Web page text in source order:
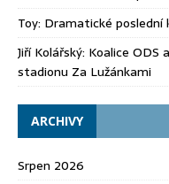
Toy: Dramatické poslední
Jiří Kolářský: Koalice ODS
stadionu Za Lužánkami
ARCHIVY
Srpen 2026